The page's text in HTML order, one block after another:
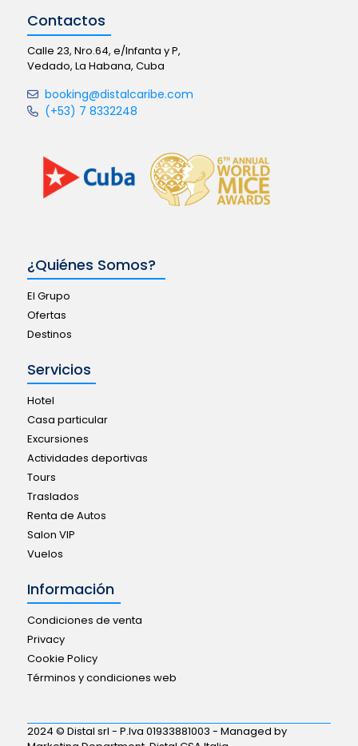
Contactos
Calle 23, Nro.64, e/Infanta y P,
Vedado, La Habana, Cuba
booking@distalcaribe.com
(+53) 7 8332248
¿Quiénes Somos?
El Grupo
Ofertas
Destinos
Servicios
Hotel
Casa particular
Excursiones
Actividades deportivas
Tours
Traslados
Renta de Autos
Salon VIP
Vuelos
Información
Condiciones de venta
Privacy
Cookie Policy
Términos y condiciones web
2024 © Distal srl - P.Iva 01933881003 - Managed by